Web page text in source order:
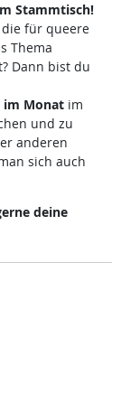
Stammtisch!
für queere
Thema
Dann bist du
im Monat im
und zu
anderen
sich auch
deine